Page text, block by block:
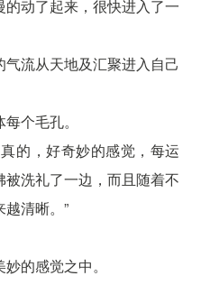
动了起来，很快进入了一
流从天地及汇聚进入自己
个毛孔。
的，好奇妙的感觉，每运
洗礼了一边，而且随着不
清晰。”
的感觉之中。